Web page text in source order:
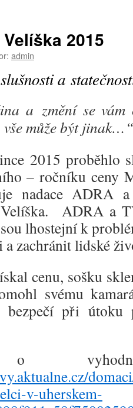
2015
admin
a
a změní se
může být jinak…“
2015 proběhlo
– ročníku ceny
nadace ADRA
ADRA a
lhostejní k
a zachránit lidské
cenu, sošku
svému
při útoku
o
v-uherskem-